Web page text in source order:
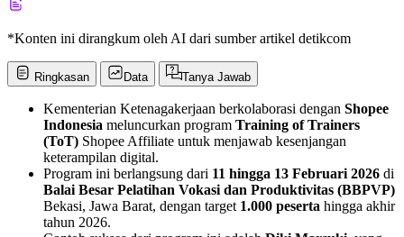
*Konten ini dirangkum oleh AI dari sumber artikel detikcom
Ringkasan Data Tanya Jawab
Kementerian Ketenagakerjaan berkolaborasi dengan Shopee
Indonesia meluncurkan program Training of Trainers
(ToT) Shopee Affiliate untuk menjawab kesenjangan
keterampilan digital.
Program ini berlangsung dari 11 hingga 13 Februari 2026 di
Balai Besar Pelatihan Vokasi dan Produktivitas (BBPVP)
Bekasi, Jawa Barat, dengan target 1.000 peserta hingga akhir
tahun 2026.